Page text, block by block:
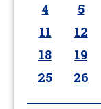
4
5
11
12
18
19
25
26